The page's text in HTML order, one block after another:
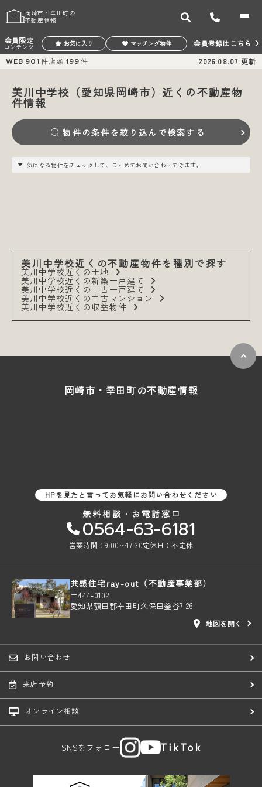
岡崎市・幸田町の
不動産情報
会員限定
コンテンツ お気に入り マッチング物件 会員登録はこちら
WEB 901件店頭 199件 2026.08.07 更新
美川中学校（愛知県岡崎市）近くの不動産物
件情報
物件の条件を絞り込んで検索する
気になる物件をチェックして、まとめてお問い合わせできます。
美川中学校近くの不動産物件を種別で探す
美川中学校近くの土地
美川中学校近くの新築一戸建て
美川中学校近くの中古一戸建て
美川中学校近くの中古マンション
美川中学校近くの収益物件
岡崎市・幸田町の不動産情報
HPを見たと言ってお気軽にお問い合わせください
無料相談・お電話窓口
0564-63-6181
営業時間：9:00〜17:30定休日：不定休
共感住宅ray-out（不動産事業部）
〒444-0102
愛知県額田郡幸田町久保田釜谷7-26
地図を開く
お問い合わせ
来店予約
オンライン相談
SNSをフォロー